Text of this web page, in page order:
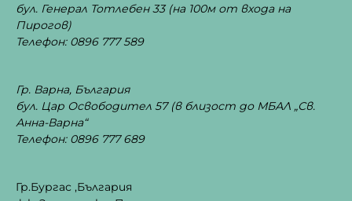
бул. Генерал Тотлебен 33(на 100м от входа на
Пирогов)
Телефон: 0896 777 589
Гр. Варна, България
бул. Цар Освободител 57 (в близост до МБАЛ „Св.
Анна-Варна“
Телефон: 0896 777 689
Гр.Бургас ,България